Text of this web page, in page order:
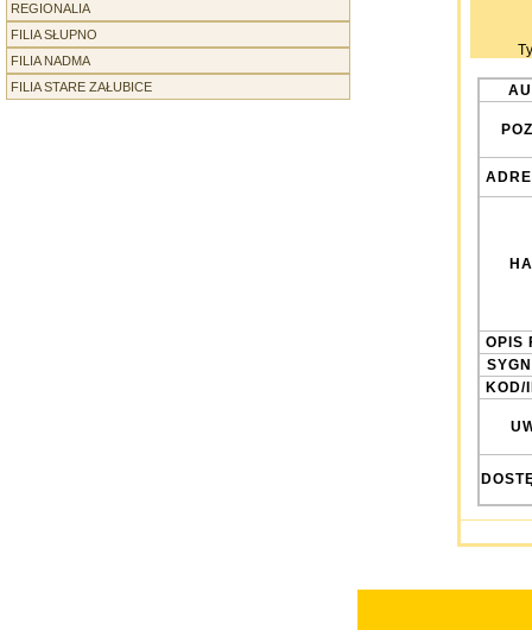
REGIONALIA
-----------------
FILIA SŁUPNO
FILIA NADMA
FILIA STARE ZAŁUBICE
OPIS
KOD/